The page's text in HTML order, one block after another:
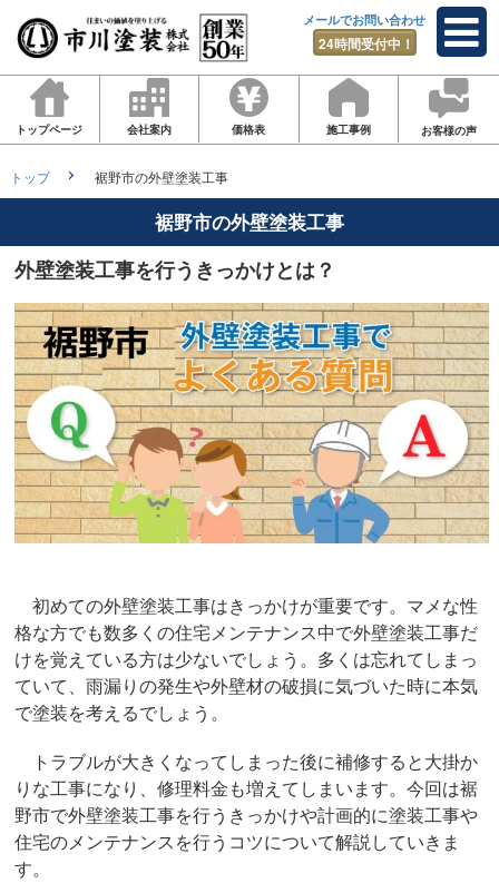
メールでお問い合わせ
24時間受付中！
トップページ 会社案内 価格表 施工事例 お客様の声
トップ 裾野市の外壁塗装工事
裾野市の外壁塗装工事
外壁塗装工事を行うきっかけとは？
初めての外壁塗装工事はきっかけが重要です。マメな性
格な方でも数多くの住宅メンテナンス中で外壁塗装工事だ
けを覚えている方は少ないでしょう。多くは忘れてしまっ
ていて、雨漏りの発生や外壁材の破損に気づいた時に本気
で塗装を考えるでしょう。
トラブルが大きくなってしまった後に補修すると大掛か
りな工事になり、修理料金も増えてしまいます。今回は裾
野市で外壁塗装工事を行うきっかけや計画的に塗装工事や
住宅のメンテナンスを行うコツについて解説していきま
す。